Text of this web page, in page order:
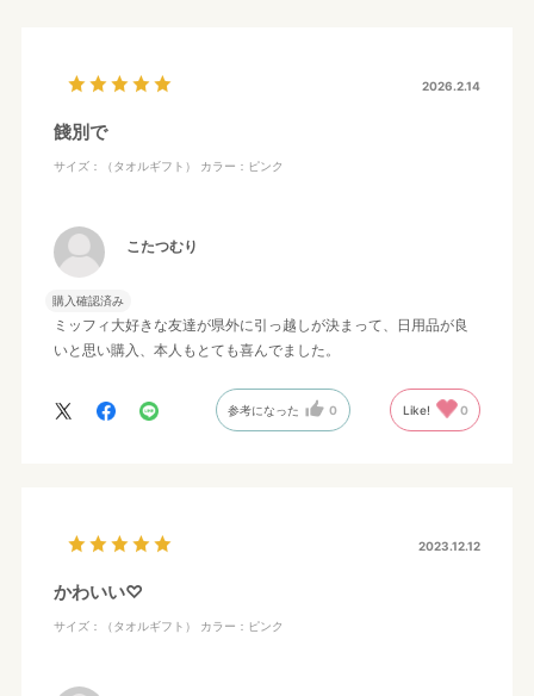
2026.2.14
餞別で
サイズ：（タオルギフト） カラー：ピンク
こたつむり
購入確認済み
ミッフィ大好きな友達が県外に引っ越しが決まって、日用品が良
いと思い購入、本人もとても喜んでました。
参考になった 0 Like! 0
2023.12.12
かわいい♡
サイズ：（タオルギフト） カラー：ピンク